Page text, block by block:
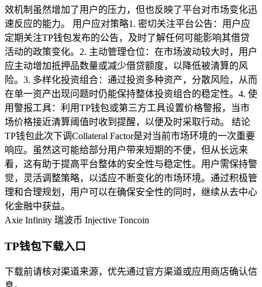
效机制虽然增加了用户的压力，但也反映了平台对市场变化迅
速反应的能力。 用户应对策略1. 密切关注平台公告：用户应
定期关注TP钱包发布的公告，及时了解任何可能影响其借贷
活动的政策变化。2. 主动管理仓位：在市场波动较大时，用户
应主动增加抵押品数量或减少借贷额度，以降低被清算的风
险。3. 多样化投资组合：通过投资多种资产，分散风险，从而
在单一资产出现问题时仍能保持整体投资组合的稳定性。4. 使
用警报工具：利用TP钱包或第三方工具设置价格警报，当市
场价格接近清算阈值时收到提醒，以便及时采取行动。 结论
TP钱包此次下调Collateral Factor是对当前市场环境的一次重要
响应。虽然这可能给部分用户带来短期的不便，但从长远来
看，这有助于提高平台整体的安全性与稳定性。用户需保持警
觉，灵活调整策略，以适应不断变化的市场环境。通过积极管
理和合理规划，用户可以在确保安全性的同时，继续从去中心
化金融中获益。
Axie Infinity 瑞波币 Injective Toncoin
TP钱包下载入口
下载前请核对渠道来源，优先通过官方渠道或应用商店确认信